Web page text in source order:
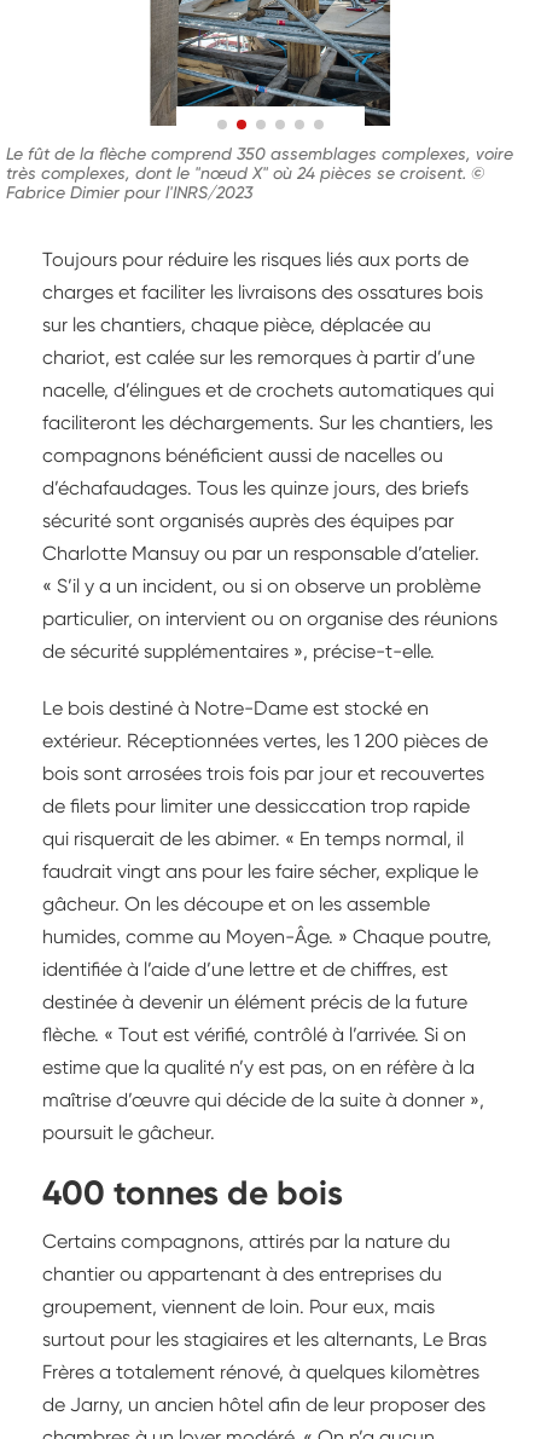
Le fût de la flèche comprend 350 assemblages complexes, voire
très complexes, dont le "nœud X" où 24 pièces se croisent. ©
Fabrice Dimier pour l'INRS/2023
Toujours pour réduire les risques liés aux ports de
charges et faciliter les livraisons des ossatures bois
sur les chantiers, chaque pièce, déplacée au
chariot, est calée sur les remorques à partir d’une
nacelle, d’élingues et de crochets automatiques qui
faciliteront les déchargements. Sur les chantiers, les
compagnons bénéficient aussi de nacelles ou
d’échafaudages. Tous les quinze jours, des briefs
sécurité sont organisés auprès des équipes par
Charlotte Mansuy ou par un responsable d’atelier.
« S’il y a un incident, ou si on observe un problème
particulier, on intervient ou on organise des réunions
de sécurité supplémentaires », précise-t-elle.
Le bois destiné à Notre-Dame est stocké en
extérieur. Réceptionnées vertes, les 1 200 pièces de
bois sont arrosées trois fois par jour et recouvertes
de filets pour limiter une dessiccation trop rapide
qui risquerait de les abimer. « En temps normal, il
faudrait vingt ans pour les faire sécher, explique le
gâcheur. On les découpe et on les assemble
humides, comme au Moyen-Âge. » Chaque poutre,
identifiée à l’aide d’une lettre et de chiffres, est
destinée à devenir un élément précis de la future
flèche. « Tout est vérifié, contrôlé à l’arrivée. Si on
estime que la qualité n’y est pas, on en réfère à la
maîtrise d’œuvre qui décide de la suite à donner »,
poursuit le gâcheur.
400 tonnes de bois
Certains compagnons, attirés par la nature du
chantier ou appartenant à des entreprises du
groupement, viennent de loin. Pour eux, mais
surtout pour les stagiaires et les alternants, Le Bras
Frères a totalement rénové, à quelques kilomètres
de Jarny, un ancien hôtel afin de leur proposer des